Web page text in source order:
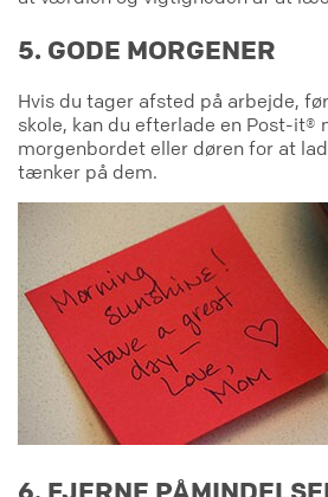
5. GODE MORGENER
Hvis du tager afsted på arbejde,
skole, kan du efterlade en Post-it®
morgenbordet eller døren for at
tænker på dem.